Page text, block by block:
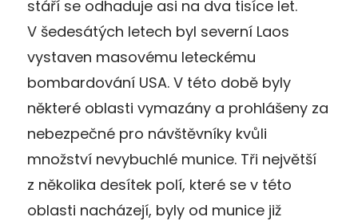
stáří se odhaduje asi na dva tisíce let.
V šedesátých letech byl severní Laos
vystaven masovému leteckému
bombardování USA. V této době byly
některé oblasti vymazány a prohlášeny za
nebezpečné pro návštěvníky kvůli
množství nevybuchlé munice. Tři největší
z několika desítek polí, které se v této
oblasti nacházejí, byly od munice již